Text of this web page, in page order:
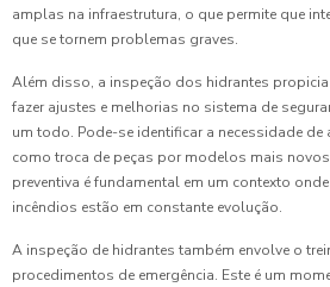
amplas na infraestrutura, o que permite que
que se tornem problemas graves.
Além disso, a inspeção dos hidrantes
fazer ajustes e melhorias no sistema de
um todo. Pode-se identificar a necessidade
como troca de peças por modelos mais novos
preventiva é fundamental em um contexto
incêndios estão em constante evolução.
A inspeção de hidrantes também envolve o
procedimentos de emergência. Este é um